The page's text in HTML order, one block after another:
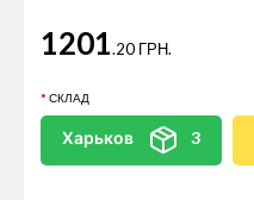
1201.20 ГРН.
СКЛАД
Харьков 3